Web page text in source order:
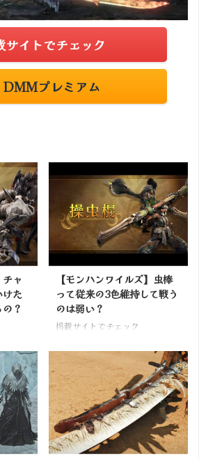
サイトでチェック
DMMプレミアム
ャ
けた
？
【モンハンワイルズ】虫棒
って従来の3色維持して戦う
のは弱い？
掲載サイトでチェック